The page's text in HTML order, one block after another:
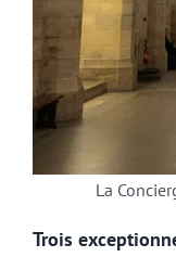
La
Trois